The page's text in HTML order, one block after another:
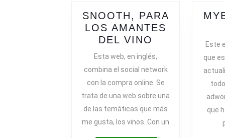
SNOOTH, PARA
LOS AMANTES
DEL VINO
LOS
AMANTES
DEL
VINO
Esta web, en inglés,
combina el social network
con la compra online. Se
trata de una web sobre una
de las temáticas que más
me gusta, los vinos. Con un
Este
que
que